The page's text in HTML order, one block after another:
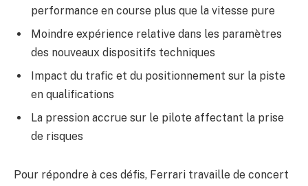
performance en course plus que la vitesse pure
Moindre expérience relative dans les paramètres
des nouveaux dispositifs techniques
Impact du trafic et du positionnement sur la piste
en qualifications
La pression accrue sur le pilote affectant la prise
de risques
Pour répondre à ces défis, Ferrari travaille de concert